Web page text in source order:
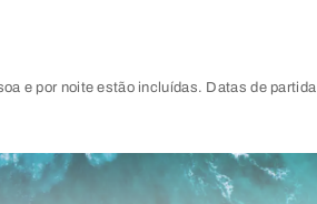
e por noite estão incluídas. Datas de partida